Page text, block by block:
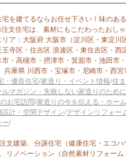
宅を建てるならお任せ下さい！味のあ
注文住宅は、素材にもこだわったおし
リア：大阪府 大阪市（淀川区・東淀
王寺区・住吉区 浪速区・東住吉区・西
市・高槻市・摂津市・箕面市・池田市
兵庫県 川西市・宝塚市・尼崎市・西宮
・優良住宅/家造り・イベント情報/住
ルマガジン・失敗しない家造りのために
お宅訪問/家造りの今を伝える・ホー
設計・空間デザイン/デザインリフォー
ー/
文建築、分譲住宅（健康住宅・エコ
リノベーション（自然素材リフォーム